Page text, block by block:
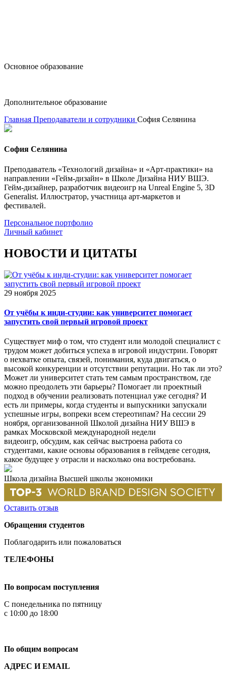
Основное образование
Дополнительное образование
Главная Преподаватели и сотрудники София Селянина
София Селянина
Преподаватель «Технологий дизайна» и «Арт-практики» на
направлении «Гейм-дизайн» в Школе Дизайна НИУ ВШЭ.
Гейм-дизайнер, разработчик видеоигр на Unreal Engine 5, 3D
Generalist. Иллюстратор, участница арт-маркетов и
фестивалей.
Персональное портфолио
Личный кабинет
НОВОСТИ И ЦИТАТЫ
29 ноября 2025
От учёбы к инди-студии: как университет помогает
запустить свой первый игровой проект
Существует миф о том, что студент или молодой специалист с
трудом может добиться успеха в игровой индустрии. Говорят
о нехватке опыта, связей, понимания, куда двигаться, о
высокой конкуренции и отсутствии репутации. Но так ли это?
Может ли университет стать тем самым пространством, где
можно преодолеть эти барьеры? Помогает ли проектный
подход в обучении реализовать потенциал уже сегодня? И
есть ли примеры, когда студенты и выпускники запускали
успешные игры, вопреки всем стереотипам? На сессии 29
ноября, организованной Школой дизайна НИУ ВШЭ в
рамках Московской международной недели
видеоигр, обсудим, как сейчас выстроена работа со
студентами, какие основы образования в геймдеве сегодня,
какое будущее у отрасли и насколько она востребована.
Школа дизайна Высшей школы экономики
Оставить отзыв
Обращения студентов
Поблагодарить или пожаловаться
ТЕЛЕФОНЫ
По вопросам поступления
С понедельника по пятницу
с 10:00 до 18:00
По общим вопросам
АДРЕС И EMAIL